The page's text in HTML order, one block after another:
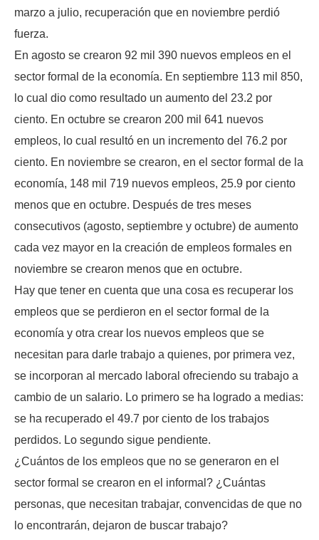
marzo a julio, recuperación que en noviembre perdió
fuerza.
En agosto se crearon 92 mil 390 nuevos empleos en el
sector formal de la economía. En septiembre 113 mil 850,
lo cual dio como resultado un aumento del 23.2 por
ciento. En octubre se crearon 200 mil 641 nuevos
empleos, lo cual resultó en un incremento del 76.2 por
ciento. En noviembre se crearon, en el sector formal de la
economía, 148 mil 719 nuevos empleos, 25.9 por ciento
menos que en octubre. Después de tres meses
consecutivos (agosto, septiembre y octubre) de aumento
cada vez mayor en la creación de empleos formales en
noviembre se crearon menos que en octubre.
Hay que tener en cuenta que una cosa es recuperar los
empleos que se perdieron en el sector formal de la
economía y otra crear los nuevos empleos que se
necesitan para darle trabajo a quienes, por primera vez,
se incorporan al mercado laboral ofreciendo su trabajo a
cambio de un salario. Lo primero se ha logrado a medias:
se ha recuperado el 49.7 por ciento de los trabajos
perdidos. Lo segundo sigue pendiente.
¿Cuántos de los empleos que no se generaron en el
sector formal se crearon en el informal? ¿Cuántas
personas, que necesitan trabajar, convencidas de que no
lo encontrarán, dejaron de buscar trabajo?